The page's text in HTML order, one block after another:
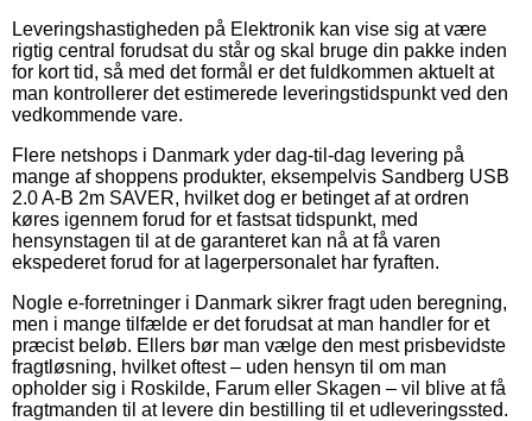
Leveringshastigheden på Elektronik kan vise sig at være
rigtig central forudsat du står og skal bruge din pakke inden
for kort tid, så med det formål er det fuldkommen aktuelt at
man kontrollerer det estimerede leveringstidspunkt ved den
vedkommende vare.
Flere netshops i Danmark yder dag-til-dag levering på
mange af shoppens produkter, eksempelvis Sandberg USB
2.0 A-B 2m SAVER, hvilket dog er betinget af at ordren
køres igennem forud for et fastsat tidspunkt, med
hensynstagen til at de garanteret kan nå at få varen
ekspederet forud for at lagerpersonalet har fyraften.
Nogle e-forretninger i Danmark sikrer fragt uden beregning,
men i mange tilfælde er det forudsat at man handler for et
præcist beløb. Ellers bør man vælge den mest prisbevidste
fragtløsning, hvilket oftest – uden hensyn til om man
opholder sig i Roskilde, Farum eller Skagen – vil blive at få
fragtmanden til at levere din bestilling til et udleveringssted.